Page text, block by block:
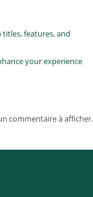
titles, features, and
your experience
commentaire à afficher.